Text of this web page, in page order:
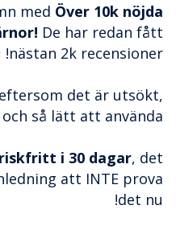
med Över 10k nöjda
De har redan fått
nästan 2k recensioner! ⭐⭐⭐⭐⭐
det är utsökt,
så lätt att använda.
riskfritt i 30 dagar, det
att INTE prova
det nu!